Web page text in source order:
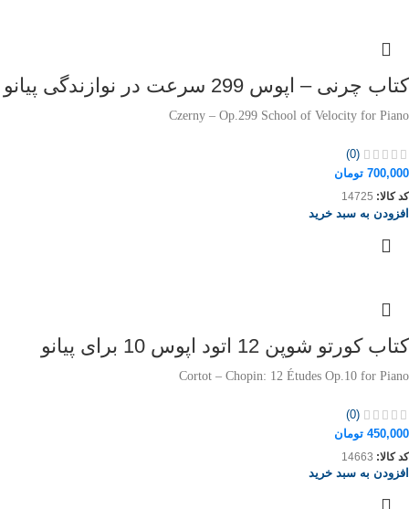
کتاب چرنی – اپوس 299 سرعت در نوازندگی پیانو
Czerny – Op.299 School of Velocity for Piano
(0)
700,000 تومان
کد کالا: 14725
افزودن به سبد خرید
کتاب کورتو شوپن 12 اتود اپوس 10 برای پیانو
Cortot – Chopin: 12 Études Op.10 for Piano
(0)
450,000 تومان
کد کالا: 14663
افزودن به سبد خرید